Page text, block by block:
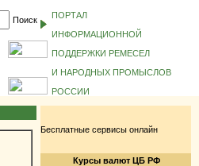
Поиск
ПОРТАЛ
ИНФОРМАЦИОННОЙ
ПОДДЕРЖКИ РЕМЕСЕЛ
И НАРОДНЫХ ПРОМЫСЛОВ
РОССИИ
Бесплатные сервисы онлайн
Курсы валют ЦБ РФ